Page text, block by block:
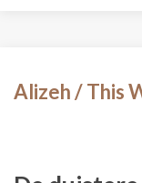
Alizeh / This